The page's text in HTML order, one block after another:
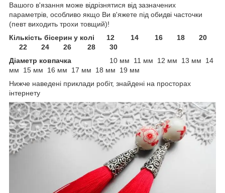
Вашого в'язання може відрізнятися від зазначених
параметрів, особливо якщо Ви в'яжете під обидві часточки
(певт виходить трохи товщий)!
Кількість бісерин у колі 12 14 16 18 20
22 24 26 28 30
Діаметр ковпачка 10 мм 11 мм 12 мм 13 мм 14
мм 15 мм 16 мм 17 мм 18 мм 19 мм
Нижче наведені приклади робіт, знайдені на просторах
інтернету